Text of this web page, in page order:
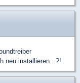
neu installieren...?!